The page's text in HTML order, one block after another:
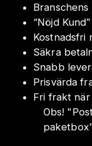
“Nöjd
Kostnadsfri
Säkra
Snabb
Prisvärda
Fri frakt
Obs! "
paketbox